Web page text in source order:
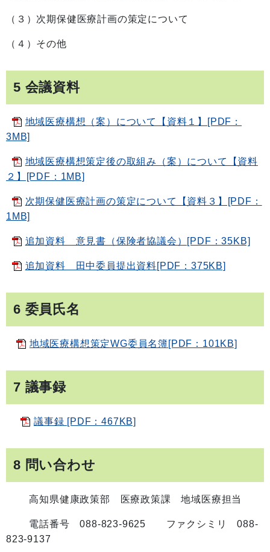
（３）次期保健医療計画の策定について
（４）その他
5 会議資料
地域医療構想（案）について【資料１】[PDF：
3MB]
地域医療構想策定後の取組み（案）について【資料
２】[PDF：1MB]
次期保健医療計画の策定について【資料３】[PDF：
1MB]
追加資料 意見書（保険者協議会）[PDF：35KB]
追加資料 田中委員提出資料[PDF：375KB]
6 委員氏名
地域医療構想策定WG委員名簿[PDF：101KB]
7 議事録
議事録 [PDF：467KB]
8 問い合わせ
高知県健康政策部 医療政策課 地域医療担当
電話番号 088-823-9625 ファクシミリ 088-
823-9137